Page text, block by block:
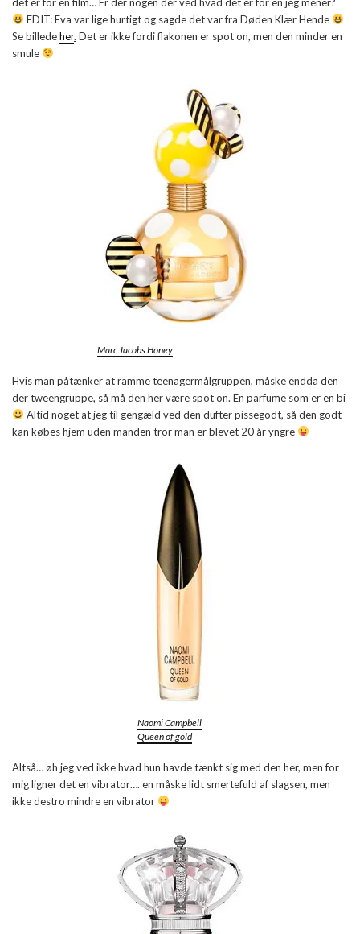
EDIT: Eva var lige hurtigt og sagde det var fra Døden Klær Hende
Se billedeher. Det er ikke fordi flakonen er spot on, men den minder en
smule
Marc Jacobs Honey
Hvis man påtænker at ramme teenagermålgruppen, måske endda den
der tweengruppe, så må den her være spot on. En parfume som er en bi
Altid noget at jeg til gengæld ved den dufter pissegodt, så den godt
kan købes hjem uden manden tror man er blevet 20 år yngre
Naomi Campbell
Queen of gold
Altså… øh jeg ved ikke hvad hun havde tænkt sig med den her, men for
mig ligner det en vibrator…. en måske lidt smertefuld af slagsen, men
ikke destro mindre en vibrator